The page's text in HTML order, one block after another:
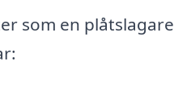
som en plåtslagare